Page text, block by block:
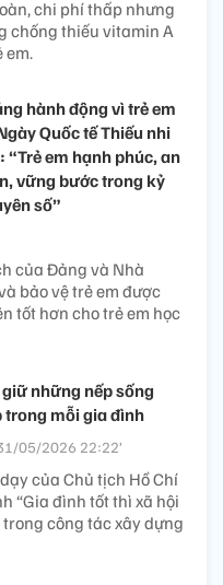
chi phí thấp nhưng
chống thiếu vitamin A
em.
hành động vì trẻ em
Quốc tế Thiếu nhi
“Trẻ em hạnh phúc, an
vững bước trong kỷ
số”
của Đảng và Nhà
bảo vệ trẻ em được
tốt hơn cho trẻ em học
giữ những nếp sống
trong mỗi gia đình
05/2026 22:22’
của Chủ tịch Hồ Chí
“Gia đình tốt thì xã hội
công tác xây dựng